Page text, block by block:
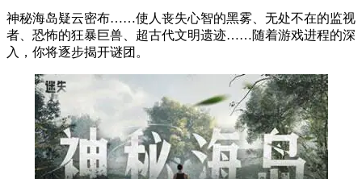
神秘海岛疑云密布……使人丧失心智的黑雾、无处不在的监视
者、恐怖的狂暴巨兽、超古代文明遗迹……随着游戏进程的深
入，你将逐步揭开谜团。